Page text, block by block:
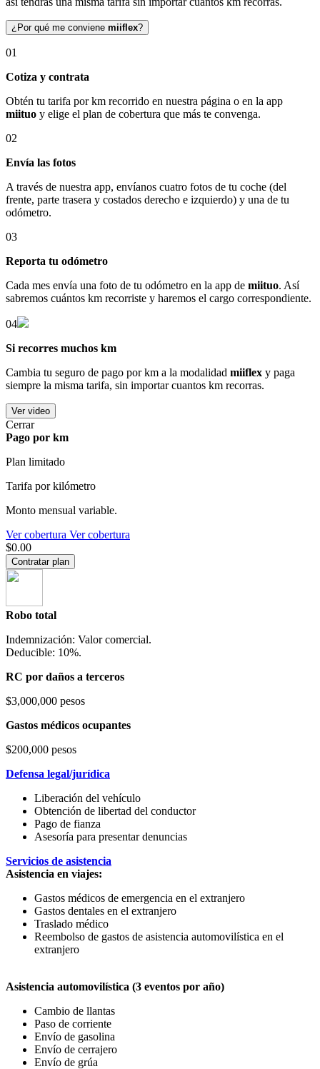
¿Por qué me conviene miiflex?
01
Cotiza y contrata
Obtén tu tarifa por km recorrido en nuestra página o en la app
miituo y elige el plan de cobertura que más te convenga.
02
Envía las fotos
A través de nuestra app, envíanos cuatro fotos de tu coche (del
frente, parte trasera y costados derecho e izquierdo) y una de tu
odómetro.
03
Reporta tu odómetro
Cada mes envía una foto de tu odómetro en la app de miituo. Así
sabremos cuántos km recorriste y haremos el cargo correspondiente.
04
Si recorres muchos km
Cambia tu seguro de pago por km a la modalidad miiflex y paga
siempre la misma tarifa, sin importar cuantos km recorras.
Ver video
Cerrar
Pago por km
Plan limitado
Tarifa por kilómetro
Monto mensual variable.
Ver cobertura Ver cobertura
$0.00
Contratar plan
Robo total
Indemnización: Valor comercial.
Deducible: 10%.
RC por daños a terceros
$3,000,000 pesos
Gastos médicos ocupantes
$200,000 pesos
Defensa legal/jurídica
Liberación del vehículo
Obtención de libertad del conductor
Pago de fianza
Asesoría para presentar denuncias
Servicios de asistencia
Asistencia en viajes:
Gastos médicos de emergencia en el extranjero
Gastos dentales en el extranjero
Traslado médico
Reembolso de gastos de asistencia automovilística en el
extranjero
Asistencia automovilística (3 eventos por año)
Cambio de llantas
Paso de corriente
Envío de gasolina
Envío de cerrajero
Envío de grúa